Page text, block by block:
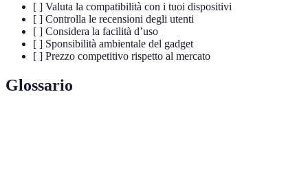
[ ] Valuta la compatibilità con i tuoi dispositivi
[ ] Controlla le recensioni degli utenti
[ ] Considera la facilità d’uso
[ ] Sponsibilità ambientale del gadget
[ ] Prezzo competitivo rispetto al mercato
Glossario